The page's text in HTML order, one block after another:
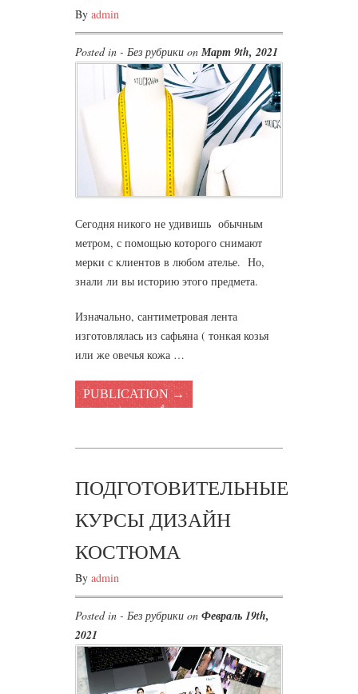
By admin
Posted in - Без рубрики on Март 9th, 2021
Сегодня никого не удивишь обычным
метром, с помощью которого снимают
мерки с клиентов в любом ателье. Но,
знали ли вы историю этого предмета.
Изначально, сантиметровая лента
изготовлялась из сафьяна ( тонкая козья
или же овечья кожа …
PUBLICATION →
ПОДГОТОВИТЕЛЬНЫЕ
КУРСЫ ДИЗАЙН
КОСТЮМА
By admin
Posted in - Без рубрики on Февраль 19th,
2021